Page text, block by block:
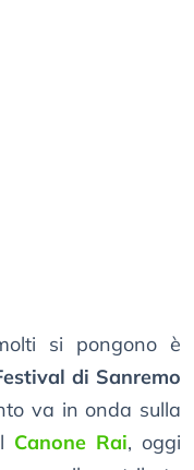
si pongono è
di Sanremo
va in onda sulla
Canone Rai, oggi